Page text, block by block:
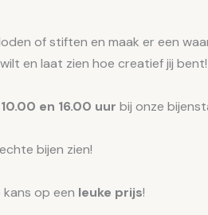
of stiften en maak er een
en laat zien hoe creatief jij bent!
en 16.00 uur bij onze
bijen zien!
op een leuke prijs!